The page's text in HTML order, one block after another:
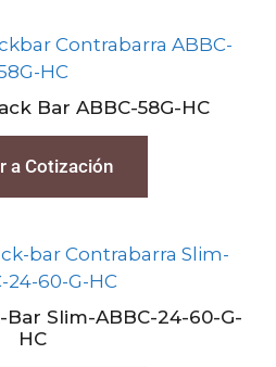
Bar ABBC-58G-HC
a Cotización
Slim-ABBC-24-60-G-
HC